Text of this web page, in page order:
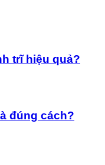
trĩ hiệu quả?
đúng cách?